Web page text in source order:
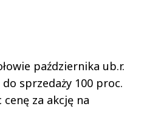
października ub.r.
do sprzedaży 100 proc.
za akcję na